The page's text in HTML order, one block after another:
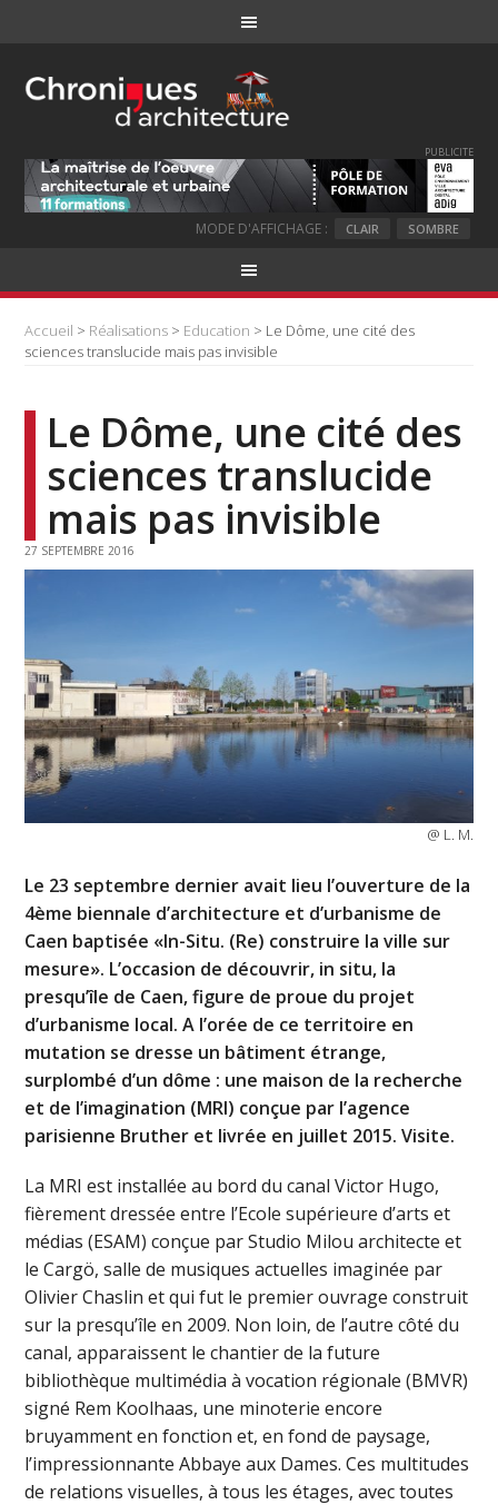
PUBLICITE
MODE D'AFFICHAGE : CLAIR SOMBRE
Accueil > Réalisations > Education > Le Dôme, une cité des
sciences translucide mais pas invisible
Le Dôme, une cité des
sciences translucide
mais pas invisible
27 SEPTEMBRE 2016
@ L. M.
Le 23 septembre dernier avait lieu l’ouverture de la
4ème biennale d’architecture et d’urbanisme de
Caen baptisée «In-Situ. (Re) construire la ville sur
mesure». L’occasion de découvrir, in situ, la
presqu’île de Caen, figure de proue du projet
d’urbanisme local. A l’orée de ce territoire en
mutation se dresse un bâtiment étrange,
surplombé d’un dôme : une maison de la recherche
et de l’imagination (MRI) conçue par l’agence
parisienne Bruther et livrée en juillet 2015. Visite.
La MRI est installée au bord du canal Victor Hugo,
fièrement dressée entre l’Ecole supérieure d’arts et
médias (ESAM) conçue par Studio Milou architecte et
le Cargö, salle de musiques actuelles imaginée par
Olivier Chaslin et qui fut le premier ouvrage construit
sur la presqu’île en 2009. Non loin, de l’autre côté du
canal, apparaissent le chantier de la future
bibliothèque multimédia à vocation régionale (BMVR)
signé Rem Koolhaas, une minoterie encore
bruyamment en fonction et, en fond de paysage,
l’impressionnante Abbaye aux Dames. Ces multitudes
de relations visuelles, à tous les étages, avec toutes